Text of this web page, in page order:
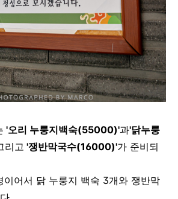
'오리 누룽지백숙(55000)'과'닭누룽
리고 '쟁반막국수(16000)'가 준비되
이어서 닭 누룽지 백숙 3개와 쟁반막